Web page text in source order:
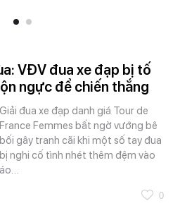
VĐV đua xe đạp bị tố
ngực để chiến thắng
Giải đua xe đạp danh giá Tour de
France Femmes bất ngờ vướng bê
bối gây tranh cãi khi một số tay đua
bị nghi cố tình nhét thêm đệm vào
áo…
0